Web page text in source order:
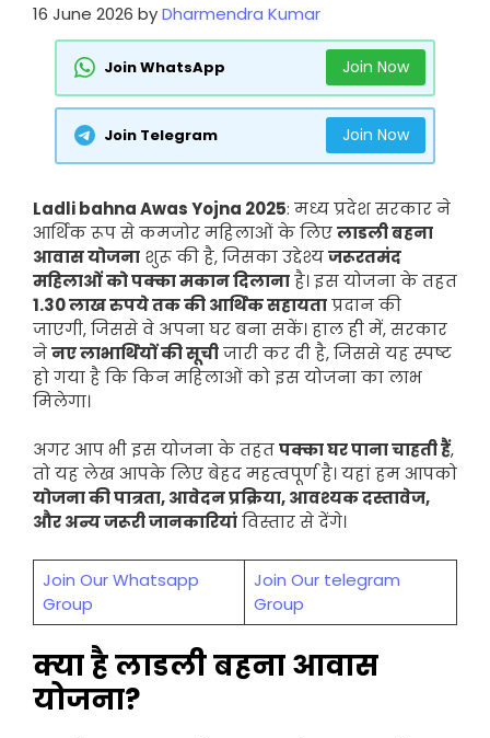
16 June 2026 byDharmendra Kumar
Join WhatsApp Join Now
Join Telegram Join Now
Ladli bahna Awas Yojna 2025: मध्य प्रदेश सरकार ने
आर्थिक रूप से कमजोर महिलाओं के लिएलाडली बहना
आवास योजना शुरू की है, जिसका उद्देश्यजरूरतमंद
महिलाओं को पक्का मकान दिलानाहै। इस योजना के तहत
1.30 लाख रुपये तक की आर्थिक सहायताप्रदान की
जाएगी, जिससे वे अपना घर बना सकें। हाल ही में, सरकार
नेनए लाभार्थियों की सूचीजारी कर दी है, जिससे यह स्पष्ट
हो गया है कि किन महिलाओं को इस योजना का लाभ
मिलेगा।
अगर आप भी इस योजना के तहतपक्का घर पाना चाहती हैं,
तो यह लेख आपके लिए बेहद महत्वपूर्ण है। यहां हम आपको
योजना की पात्रता, आवेदन प्रक्रिया, आवश्यक दस्तावेज,
और अन्य जरूरी जानकारियांविस्तार से देंगे।
Join Our Whatsapp
Group
Join Our telegram
Group
क्या है लाडली बहना आवास
योजना?